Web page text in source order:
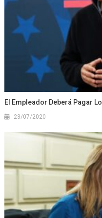
El Empleador Deberá Pagar
23/07/2020